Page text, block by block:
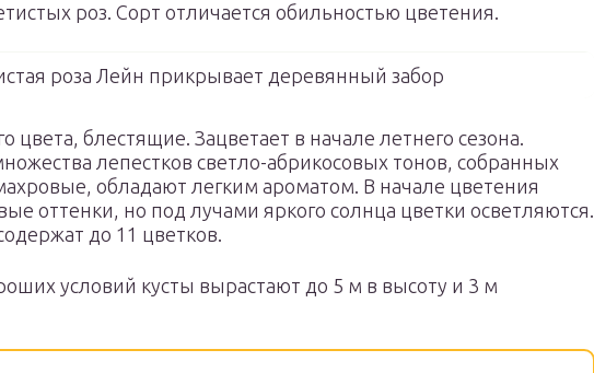
роз. Сорт отличается обильностью цветения.
роза Лейн прикрывает деревянный забор
цвета, блестящие. Зацветает в начале летнего сезона.
лепестков светло-абрикосовых тонов, собранных
обладают легким ароматом. В начале цветения
оттенки, но под лучами яркого солнца цветки осветляются.
до 11 цветков.
условий кусты вырастают до 5 м в высоту и 3 м